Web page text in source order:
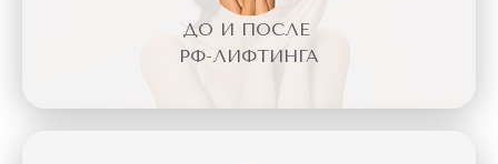
ДО И ПОСЛЕ
РФ-ЛИФТИНГА